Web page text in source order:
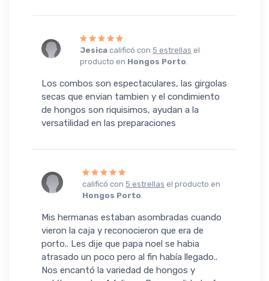
Jesica calificó con5 estrellas el
producto en Hongos Porto.
Los combos son espectaculares, las girgolas
secas que envian tambien y el condimiento
de hongos son riquisimos, ayudan a la
versatilidad en las preparaciones
calificó con5 estrellas el producto en
Hongos Porto.
Mis hermanas estaban asombradas cuando
vieron la caja y reconocieron que era de
porto.. Les dije que papa noel se habia
atrasado un poco pero al fin había llegado..
Nos encantó la variedad de hongos y